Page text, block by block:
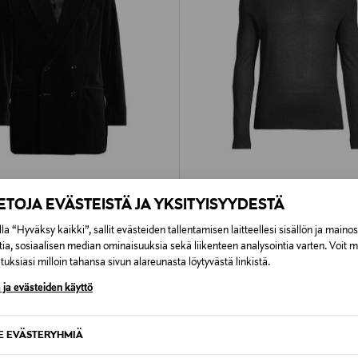
EVÄSTEISTÄ JA YKSITYISYYDESTÄ
“Hyväksy kaikki”, sallit evästeiden tallentamisen laitteellesi sisällön ja
sosiaalisen median ominaisuuksia sekä liikenteen analysointia varten. Voit
milloin tahansa sivun alareunasta löytyvästä linkistä.
ja evästeiden käyttö
EVÄSTERYHMIÄ
samettibleiseri
BLK DNM
Neule
Original Price
290,00 €